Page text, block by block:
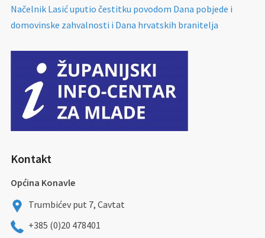
Načelnik Lasić uputio čestitku povodom Dana pobjede i
domovinske zahvalnosti i Dana hrvatskih branitelja
Kontakt
Općina Konavle
Trumbićev put 7, Cavtat
+385 (0)20 478401